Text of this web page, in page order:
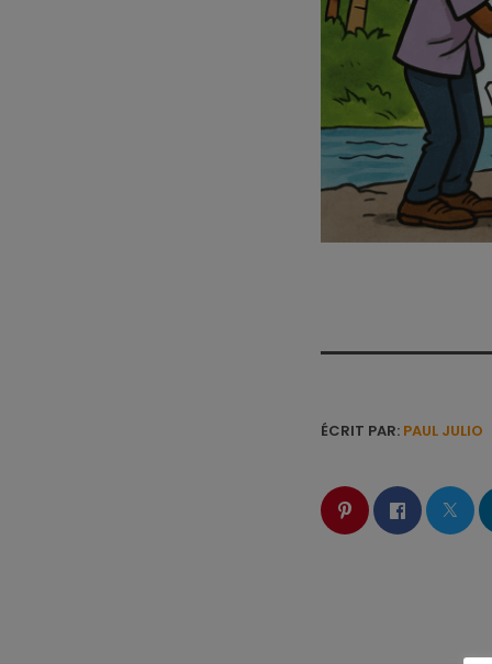
ÉCRIT PAR: PAUL JULIO